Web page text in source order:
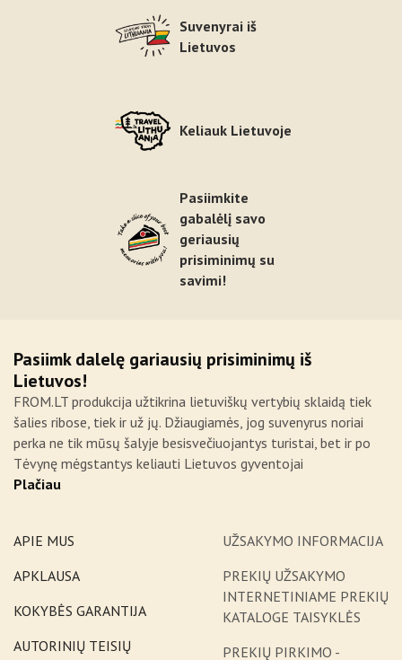
Suvenyrai iš
Lietuvos
Keliauk Lietuvoje
Pasiimkite
gabalėlį savo
geriausių
prisiminimų su
savimi!
Pasiimk dalelę gariausių prisiminimų iš
Lietuvos!
FROM.LT produkcija užtikrina lietuviškų vertybių sklaidą tiek
šalies ribose, tiek ir už jų. Džiaugiamės, jog suvenyrus noriai
perka ne tik mūsų šalyje besisvečiuojantys turistai, bet ir po
Tėvynę mėgstantys keliauti Lietuvos gyventojai
Plačiau
APIE MUS
APKLAUSA
KOKYBĖS GARANTIJA
AUTORINIŲ TEISIŲ
UŽSAKYMO INFORMACIJA
PREKIŲ UŽSAKYMO
INTERNETINIAME PREKIŲ
KATALOGE TAISYKLĖS
PREKIŲ PIRKIMO -